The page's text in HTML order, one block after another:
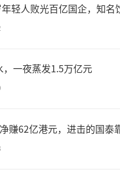
任命将于
行官盛睿
下一篇章
司领导架
专注、
轻人败光百亿国企，知名
，一夜蒸发1.5万亿元
赚62亿港元，进击的国